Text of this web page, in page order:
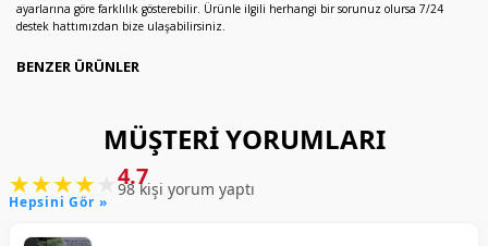
ayarlarına göre farklılık gösterebilir. Ürünle ilgili herhangi bir sorunuz olursa 7/24
destek hattımızdan bize ulaşabilirsiniz.
BENZER ÜRÜNLER
MÜŞTERI YORUMLARI
★★★★ 4.7
98 kişi yorum yaptı
Hepsini Gör »